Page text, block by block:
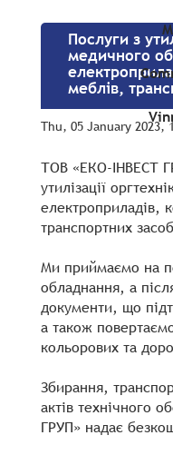
Послуги з
медичного
меблів,
Thu, 05 January 2023,
ТОВ «ЕКО-ІНВЕСТ
утилізації
електроприладів,
транспортних
Ми приймаємо на
обладнання, а
документи, що
а також
кольорових та
Збирання,
актів технічного
ГРУП» надає